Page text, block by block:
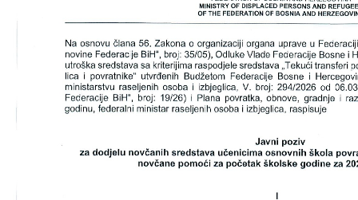
Туризам
Спорт
ЦИВИЛНА ЗАШТИТА
КОНТАКТ